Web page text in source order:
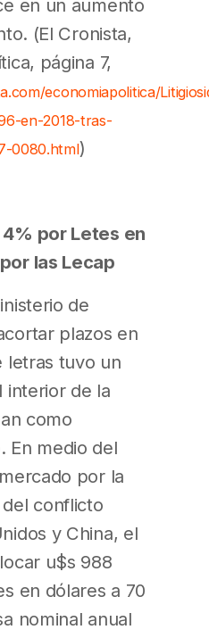
en un aumento
(El Cronista,
página 7,
economiapolitica/
en-2018-tras-
0080.html)
por Letes en
las Lecap
de
plazos en
letras tuvo un
interior de la
como
En medio del
por la
conflicto
y China, el
u$s 988
en dólares a 70
nominal anual